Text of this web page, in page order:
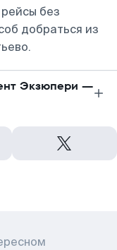
без
добраться из
Экзюпери —